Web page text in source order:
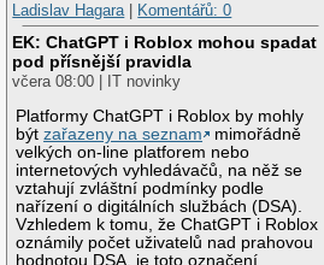
Ladislav Hagara| Komentářů: 0
EK: ChatGPT i Roblox mohou spadat
pod přísnější pravidla
včera 08:00 | IT novinky
Platformy ChatGPT i Roblox by mohly
býtzařazeny na seznam
mimořádně
velkých on-line platforem nebo
internetových vyhledávačů, na něž se
vztahují zvláštní podmínky podle
nařízení o digitálních službách (DSA).
Vzhledem k tomu, že ChatGPT i Roblox
oznámily počet uživatelů nad prahovou
hodnotou DSA, je toto označení